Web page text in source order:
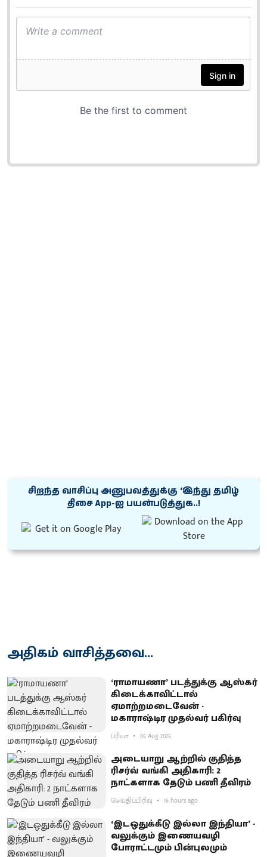
சிறந்த வாசிப்பு அனுபவத்துக்கு ‘இந்து தமிழ்
திசை App-ஐ பயன்படுத்துக..!
அதிகம் வாசித்தவை...
‘ராமாயணா’ படத்துக்கு ஆஸ்கர்
கிடைக்காவிட்டால்
ஏமாற்றமடைவேன் -
மகாராஷ்டிர முதல்வர் பகிர்வு
ப்ரியா 06 Aug 2026
அடையாறு ஆற்றில் குதித்த
ரிசர்வ் வங்கி அதிகாரி: 2
நாட்களாக தேடும் பணி தீவிரம்
செய்திப்பிரிவு 16 hours ago
‘இடஒதுக்கீடு இல்லா இந்தியா’ -
வலுக்கும் இணையவழி
போராட்டமும் பின்புலமும்